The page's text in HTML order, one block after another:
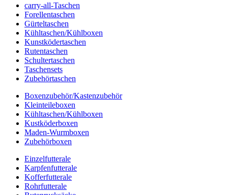
carry-all-Taschen
Forellentaschen
Gürteltaschen
Kühltaschen/Kühlboxen
Kunstködertaschen
Rutentaschen
Schultertaschen
Taschensets
Zubehörtaschen
Boxenzubehör/Kastenzubehör
Kleinteileboxen
Kühltaschen/Kühlboxen
Kustköderboxen
Maden-Wurmboxen
Zubehörboxen
Einzelfutterale
Karpfenfutterale
Kofferfutterale
Rohrfutterale